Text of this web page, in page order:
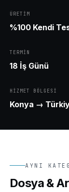
ÜRETIM
%100 Kendi
TERMIN
18 İş Günü
HIZMET BÖLGESI
Konya →
AYNI
Dosya &